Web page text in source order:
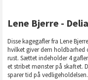
Lene Bjerre -
Disse kagegafler fra Lene
hvilket giver dem
rust. Sættet indeholder 4
et stribet mønster på skaftet.
sparer tid på vedligeholdelsen.